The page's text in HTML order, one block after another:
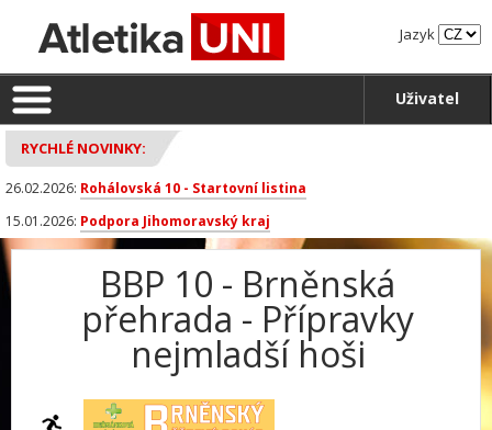
Jazyk
Uživatel
RYCHLÉ NOVINKY:
26.02.2026: Rohálovská 10 - Startovní listina
15.01.2026: Podpora Jihomoravský kraj
BBP 10 - Brněnská
přehrada - Přípravky
nejmladší hoši